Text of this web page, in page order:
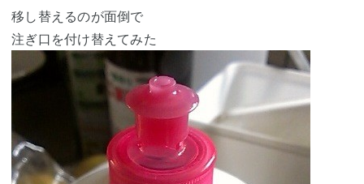
移し替えるのが面倒で
注ぎ口を付け替えてみた